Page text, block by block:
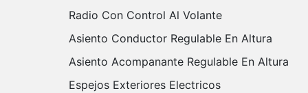
Radio Con Control Al Volante
Asiento Conductor Regulable En Altura
Asiento Acompanante Regulable En Altura
Espejos Exteriores Electricos